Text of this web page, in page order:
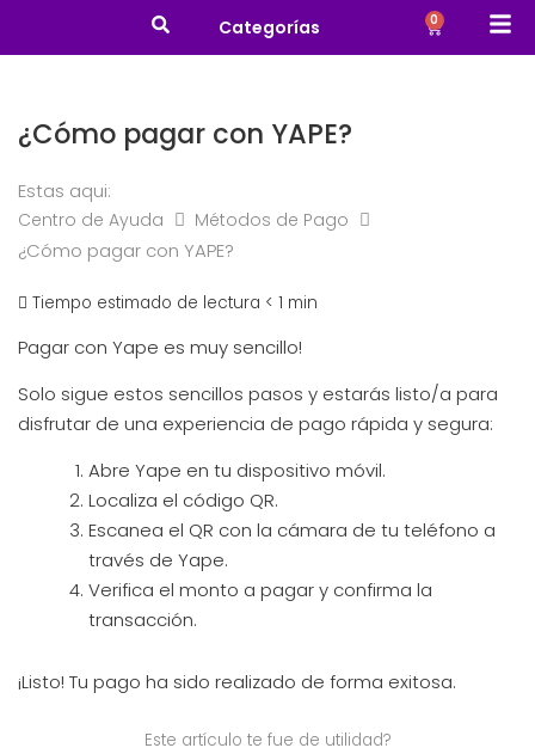
Categorías 0
¿Cómo pagar con YAPE?
Estas aqui:
Centro de Ayuda Métodos de Pago
¿Cómo pagar con YAPE?
Tiempo estimado de lectura < 1 min
Pagar con Yape es muy sencillo!
Solo sigue estos sencillos pasos y estarás listo/a para
disfrutar de una experiencia de pago rápida y segura:
Abre Yape en tu dispositivo móvil.
Localiza el código QR.
Escanea el QR con la cámara de tu teléfono a
través de Yape.
Verifica el monto a pagar y confirma la
transacción.
¡Listo! Tu pago ha sido realizado de forma exitosa.
Este artículo te fue de utilidad?